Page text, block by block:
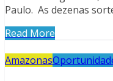
Paulo. As dezenas
Read More
Amazonas